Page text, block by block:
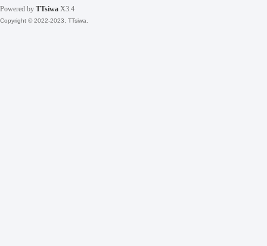
Powered by TTsiwa X3.4
Copyright © 2022-2023, TTsiwa.